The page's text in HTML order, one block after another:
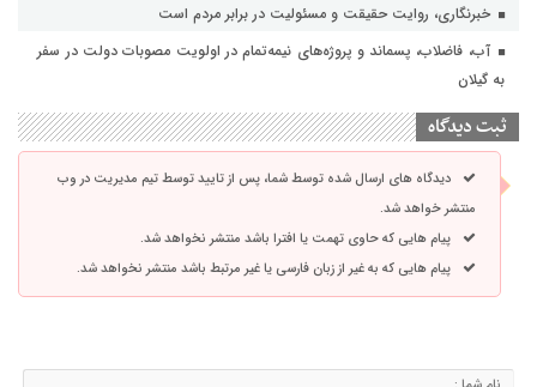
خبرنگاری، روایت حقیقت و مسئولیت‌ در برابر مردم است
آب، فاضلاب، پسماند و پروژه‌های نیمه‌تمام در اولویت مصوبات دولت در سفر
به گیلان
ثبت دیدگاه
دیدگاه های ارسال شده توسط شما، پس از تایید توسط تیم مدیریت در وب
منتشر خواهد شد.
پیام هایی که حاوی تهمت یا افترا باشد منتشر نخواهد شد.
پیام هایی که به غیر از زبان فارسی یا غیر مرتبط باشد منتشر نخواهد شد.